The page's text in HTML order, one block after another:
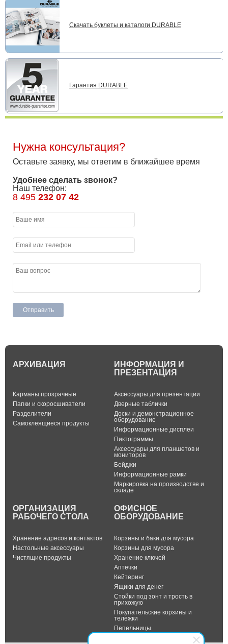
Скачать буклеты и каталоги DURABLE
Гарантия DURABLE
Нужна консультация?
Оставьте заявку, мы ответим в ближайшее время
Удобнее сделать звонок?
Наш телефон:
8 495 232 07 42
АРХИВАЦИЯ
Карманы прозрачные
Папки и скоросшиватели
Разделители
Самоклеящиеся продукты
ИНФОРМАЦИЯ И
ПРЕЗЕНТАЦИЯ
Аксессуары для презентации
Дверные таблички
Доски и демонстрационное
оборудование
Информационные дисплеи
Пиктограммы
Аксессуары для планшетов и
мониторов
Бейджи
Информационные рамки
Маркировка на производстве и
складе
ОРГАНИЗАЦИЯ
РАБОЧЕГО СТОЛА
Хранение адресов и контактов
Настольные аксессуары
Чистящие продукты
ОФИСНОЕ
ОБОРУДОВАНИЕ
Корзины и баки для мусора
Корзины для мусора
Хранение ключей
Аптечки
Кейтеринг
Ящики для денег
Стойки под зонт и трость в
прихожую
Покупательские корзины и
тележки
Пепельницы